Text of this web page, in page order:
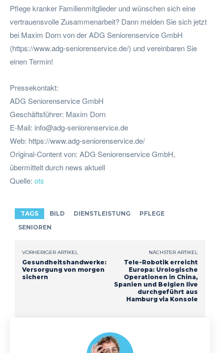
Pflege kranker Familienmitglieder und wünschen sich eine
vertrauensvolle Zusammenarbeit? Dann melden Sie sich jetzt
bei Maxim Dorn von der ADG Seniorenservice GmbH
(https://www.adg-seniorenservice.de/) und vereinbaren Sie
einen Termin!
Pressekontakt:
ADG Seniorenservice GmbH
Geschäftsführer: Maxim Dorn
E-Mail: info@adg-seniorenservice.de
Web: https://www.adg-seniorenservice.de/
Original-Content von: ADG Seniorenservice GmbH,
übermittelt durch news aktuell
Quelle: ots
TAGS BILD DIENSTLEISTUNG
PFLEGE
SENIOREN
VORHERIGER ARTIKEL
Gesundheitshandwerke:
Versorgung von morgen
sichern
NÄCHSTER ARTIKEL
Tele-Robotik erreicht
Europa: Urologische
Operationen in China,
Spanien und Belgien live
durchgeführt aus
Hamburg via Konsole